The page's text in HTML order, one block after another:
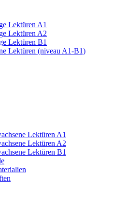
Lektüren A1
Lektüren A2
Lektüren B1
Lektüren (niveau A1-B1)
Lektüren A1
Lektüren A2
Lektüren B1